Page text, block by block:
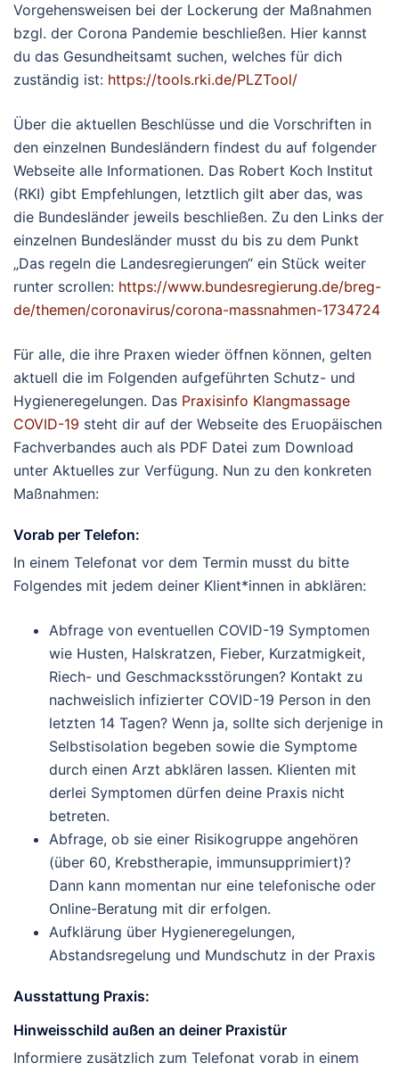
Vorgehensweisen bei der Lockerung der Maßnahmen
bzgl. der Corona Pandemie beschließen. Hier kannst
du das Gesundheitsamt suchen, welches für dich
zuständig ist: https://tools.rki.de/PLZTool/
Über die aktuellen Beschlüsse und die Vorschriften in
den einzelnen Bundesländern findest du auf folgender
Webseite alle Informationen. Das Robert Koch Institut
(RKI) gibt Empfehlungen, letztlich gilt aber das, was
die Bundesländer jeweils beschließen. Zu den Links der
einzelnen Bundesländer musst du bis zu dem Punkt
„Das regeln die Landesregierungen“ ein Stück weiter
runter scrollen: https://www.bundesregierung.de/breg-
de/themen/coronavirus/corona-massnahmen-1734724
Für alle, die ihre Praxen wieder öffnen können, gelten
aktuell die im Folgenden aufgeführten Schutz- und
Hygieneregelungen. Das Praxisinfo Klangmassage
COVID-19 steht dir auf der Webseite des Eruopäischen
Fachverbandes auch als PDF Datei zum Download
unter Aktuelles zur Verfügung. Nun zu den konkreten
Maßnahmen:
Vorab per Telefon:
In einem Telefonat vor dem Termin musst du bitte
Folgendes mit jedem deiner Klient*innen in abklären:
Abfrage von eventuellen COVID-19 Symptomen
wie Husten, Halskratzen, Fieber, Kurzatmigkeit,
Riech- und Geschmacksstörungen? Kontakt zu
nachweislich infizierter COVID-19 Person in den
letzten 14 Tagen? Wenn ja, sollte sich derjenige in
Selbstisolation begeben sowie die Symptome
durch einen Arzt abklären lassen. Klienten mit
derlei Symptomen dürfen deine Praxis nicht
betreten.
Abfrage, ob sie einer Risikogruppe angehören
(über 60, Krebstherapie, immunsupprimiert)?
Dann kann momentan nur eine telefonische oder
Online-Beratung mit dir erfolgen.
Aufklärung über Hygieneregelungen,
Abstandsregelung und Mundschutz in der Praxis
Ausstattung Praxis:
Hinweisschild außen an deiner Praxistür
Informiere zusätzlich zum Telefonat vorab in einem